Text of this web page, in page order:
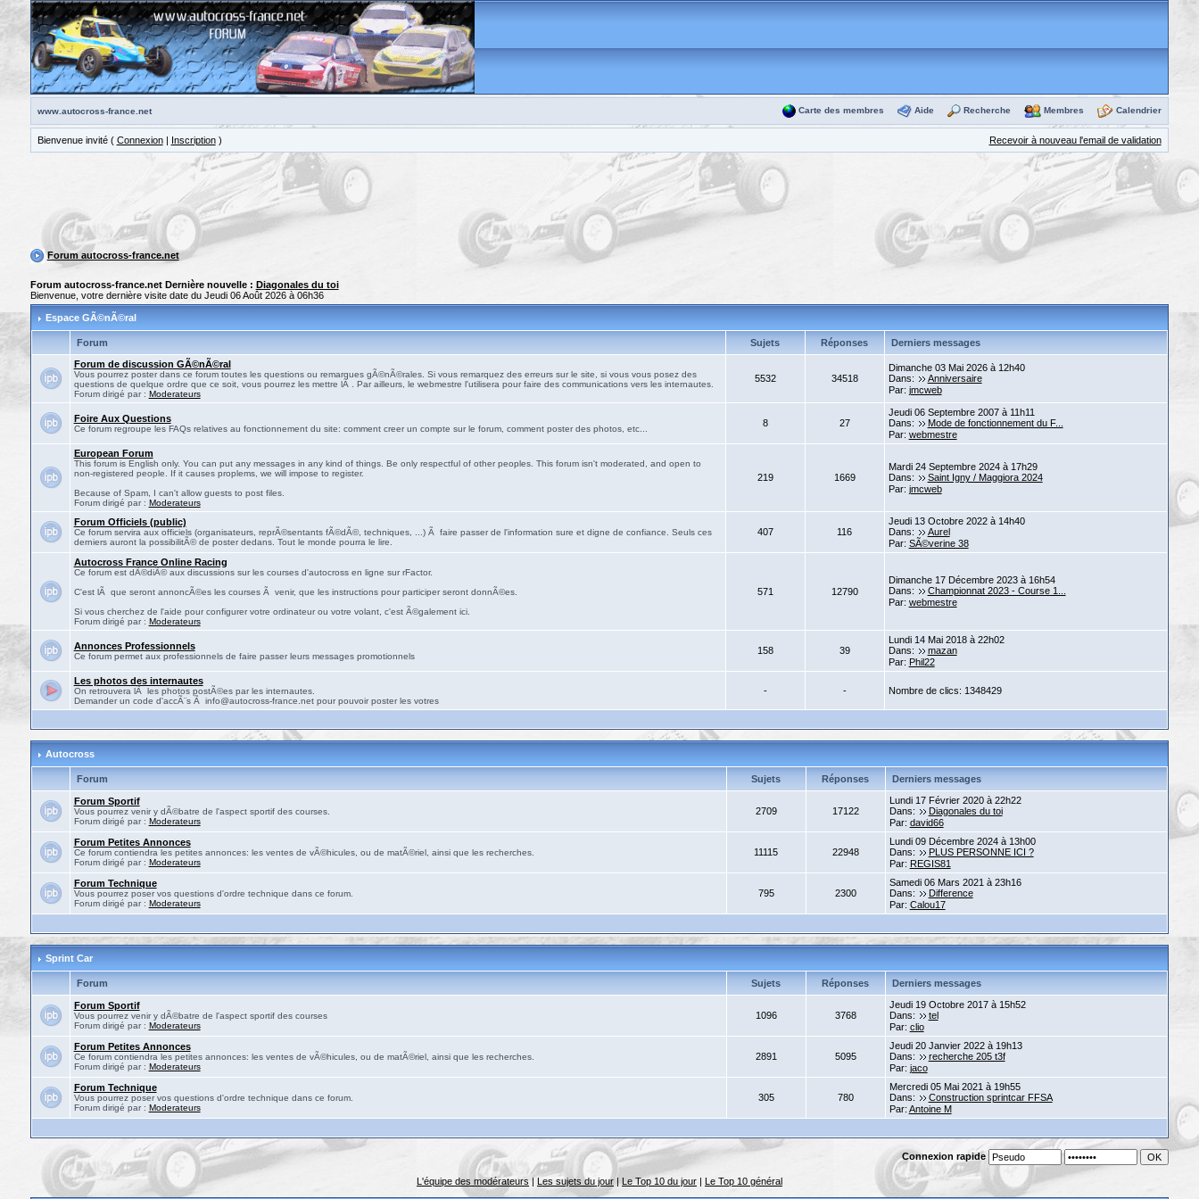
www.autocross-france.net Carte des membres Aide Recherche Membres Calendrier
Bienvenue invité ( Connexion| Inscription) Recevoir à nouveau l'email de validation
Forum autocross-france.net
Forum autocross-france.net Dernière nouvelle : Diagonales du toi
Bienvenue, votre dernière visite date du Jeudi 06 Août 2026 à 06h36
Espace GÃ©nÃ©ral
Forum Sujets Réponses
Derniers messages
Forum de discussion GÃ©nÃ©ral
Vous pourrez poster dans ce forum toutes les questions ou remarques gÃ©nÃ©rales. Si vous remarquez des erreurs sur le site, si vous vous posez des
questions de quelque ordre que ce soit, vous pourrez les mettre lÃ . Par ailleurs, le webmestre l'utilisera pour faire des communications vers les internautes.
Forum dirigé par : Moderateurs
5532 34518
Dimanche 03 Mai 2026 à 12h40
Dans:
Anniversaire
Par: jmcweb
Foire Aux Questions
Ce forum regroupe les FAQs relatives au fonctionnement du site: comment creer un compte sur le forum, comment poster des photos, etc...
8 27
Jeudi 06 Septembre 2007 à 11h11
Dans:
Mode de fonctionnement du F...
Par: webmestre
European Forum
This forum is English only. You can put any messages in any kind of things. Be only respectful of other peoples. This forum isn't moderated, and open to
non-registered people. If it causes proplems, we will impose to register.
Because of Spam, I can't allow guests to post files.
Forum dirigé par : Moderateurs
219 1669
Mardi 24 Septembre 2024 à 17h29
Dans:
Saint Igny / Maggiora 2024
Par: jmcweb
Forum Officiels (public)
Ce forum servira aux officiels (organisateurs, reprÃ©sentants fÃ©dÃ©, techniques, ...) Ã faire passer de l'information sure et digne de confiance. Seuls ces
derniers auront la possibilitÃ© de poster dedans. Tout le monde pourra le lire.
407 116
Jeudi 13 Octobre 2022 à 14h40
Dans:
Aurel
Par: SÃ©verine 38
Autocross France Online Racing
Ce forum est dÃ©diÃ© aux discussions sur les courses d'autocross en ligne sur rFactor.
C'est lÃ que seront annoncÃ©es les courses Ã venir, que les instructions pour participer seront donnÃ©es.
Si vous cherchez de l'aide pour configurer votre ordinateur ou votre volant, c'est Ã©galement ici.
Forum dirigé par : Moderateurs
571 12790
Dimanche 17 Décembre 2023 à 16h54
Dans:
Championnat 2023 - Course 1...
Par: webmestre
Annonces Professionnels
Ce forum permet aux professionnels de faire passer leurs messages promotionnels
158 39
Lundi 14 Mai 2018 à 22h02
Dans:
mazan
Par: Phil22
Les photos des internautes
On retrouvera lÃ les photos postÃ©es par les internautes.
Demander un code d'accÃ¨s Ã info@autocross-france.net pour pouvoir poster les votres
- - Nombre de clics: 1348429
Autocross
Forum Sujets Réponses Derniers messages
Forum Sportif
Vous pourrez venir y dÃ©batre de l'aspect sportif des courses.
Forum dirigé par : Moderateurs
2709 17122
Lundi 17 Février 2020 à 22h22
Dans:
Diagonales du toi
Par: david66
Forum Petites Annonces
Ce forum contiendra les petites annonces: les ventes de vÃ©hicules, ou de matÃ©riel, ainsi que les recherches.
Forum dirigé par : Moderateurs
11115 22948
Lundi 09 Décembre 2024 à 13h00
Dans:
PLUS PERSONNE ICI ?
Par: REGIS81
Forum Technique
Vous pourrez poser vos questions d'ordre technique dans ce forum.
Forum dirigé par : Moderateurs
795 2300
Samedi 06 Mars 2021 à 23h16
Dans:
Difference
Par: Calou17
Sprint Car
Forum Sujets Réponses Derniers messages
Forum Sportif
Vous pourrez venir y dÃ©batre de l'aspect sportif des courses
Forum dirigé par : Moderateurs
1096 3768
Jeudi 19 Octobre 2017 à 15h52
Dans:
tel
Par: clio
Forum Petites Annonces
Ce forum contiendra les petites annonces: les ventes de vÃ©hicules, ou de matÃ©riel, ainsi que les recherches.
Forum dirigé par : Moderateurs
2891 5095
Jeudi 20 Janvier 2022 à 19h13
Dans:
recherche 205 t3f
Par: jaco
Forum Technique
Vous pourrez poser vos questions d'ordre technique dans ce forum.
Forum dirigé par : Moderateurs
305 780
Mercredi 05 Mai 2021 à 19h55
Dans:
Construction sprintcar FFSA
Par: Antoine M
Connexion rapide
L'équipe des modérateurs | Les sujets du jour| Le Top 10 du jour| Le Top 10 général